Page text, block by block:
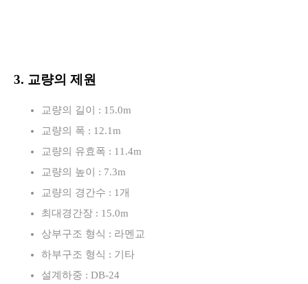
3. 교량의 제원
교량의 길이 : 15.0m
교량의 폭 : 12.1m
교량의 유효폭 : 11.4m
교량의 높이 : 7.3m
교량의 경간수 : 1개
최대경간장 : 15.0m
상부구조 형식 : 라멘교
하부구조 형식 : 기타
설계하중 : DB-24